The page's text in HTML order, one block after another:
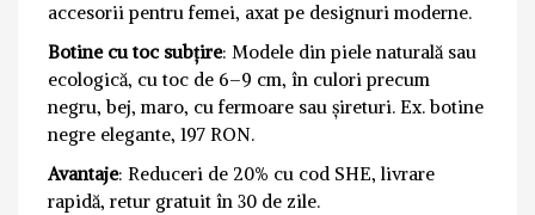
accesorii pentru femei, axat pe designuri moderne.
Botine cu toc subțire: Modele din piele naturală sau
ecologică, cu toc de 6–9 cm, în culori precum
negru, bej, maro, cu fermoare sau șireturi. Ex. botine
negre elegante, 197 RON.
Avantaje: Reduceri de 20% cu cod SHE, livrare
rapidă, retur gratuit în 30 de zile.